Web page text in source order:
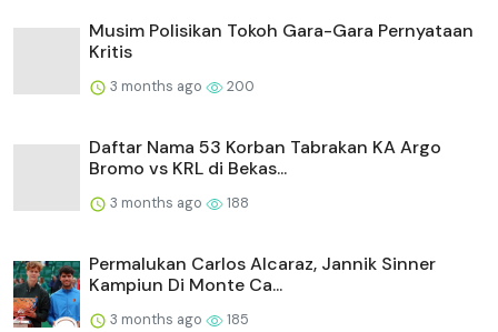
Musim Polisikan Tokoh Gara-Gara Pernyataan
Kritis
3 months ago 200
Daftar Nama 53 Korban Tabrakan KA Argo
Bromo vs KRL di Bekas...
3 months ago 188
Permalukan Carlos Alcaraz, Jannik Sinner
Kampiun Di Monte Ca...
3 months ago 185